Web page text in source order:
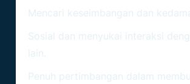
Mencari keseimbangan dan
Sosial dan menyukai interaksi
lain.
Penuh pertimbangan dalam